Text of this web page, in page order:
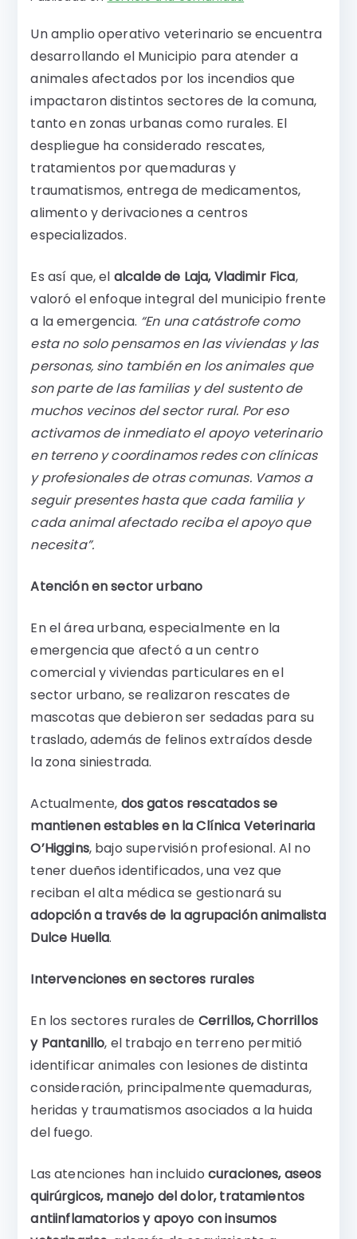
Un amplio operativo veterinario se encuentra
desarrollando el Municipio para atender a
animales afectados por los incendios que
impactaron distintos sectores de la comuna,
tanto en zonas urbanas como rurales. El
despliegue ha considerado rescates,
tratamientos por quemaduras y
traumatismos, entrega de medicamentos,
alimento y derivaciones a centros
especializados.
Es así que, el alcalde de Laja, Vladimir Fica,
valoró el enfoque integral del municipio frente
a la emergencia. “En una catástrofe como
esta no solo pensamos en las viviendas y las
personas, sino también en los animales que
son parte de las familias y del sustento de
muchos vecinos del sector rural. Por eso
activamos de inmediato el apoyo veterinario
en terreno y coordinamos redes con clínicas
y profesionales de otras comunas. Vamos a
seguir presentes hasta que cada familia y
cada animal afectado reciba el apoyo que
necesita”.
Atención en sector urbano
En el área urbana, especialmente en la
emergencia que afectó a un centro
comercial y viviendas particulares en el
sector urbano, se realizaron rescates de
mascotas que debieron ser sedadas para su
traslado, además de felinos extraídos desde
la zona siniestrada.
Actualmente, dos gatos rescatados se
mantienen estables en la Clínica Veterinaria
O’Higgins, bajo supervisión profesional. Al no
tener dueños identificados, una vez que
reciban el alta médica se gestionará su
adopción a través de la agrupación animalista
Dulce Huella.
Intervenciones en sectores rurales
En los sectores rurales de Cerrillos, Chorrillos
y Pantanillo, el trabajo en terreno permitió
identificar animales con lesiones de distinta
consideración, principalmente quemaduras,
heridas y traumatismos asociados a la huida
del fuego.
Las atenciones han incluido curaciones, aseos
quirúrgicos, manejo del dolor, tratamientos
antiinflamatorios y apoyo con insumos